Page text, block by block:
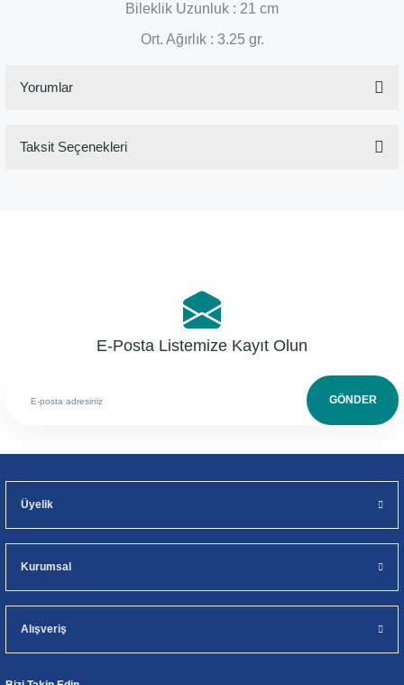
Bileklik Uzunluk : 21 cm
Ort. Ağırlık : 3.25 gr.
Yorumlar
Taksit Seçenekleri
E-Posta Listemize Kayıt Olun
GÖNDER
Üyelik
Kurumsal
Alışveriş